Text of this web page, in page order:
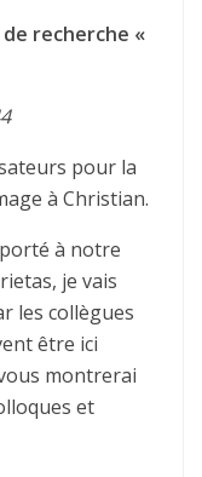
recherche «
pour la
à Christian.
à notre
je vais
les collègues
être ici
montrerai
et